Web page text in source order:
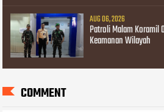
AUG 06, 2026
Patroli Malam
Keamanan Wilayah
COMMENT